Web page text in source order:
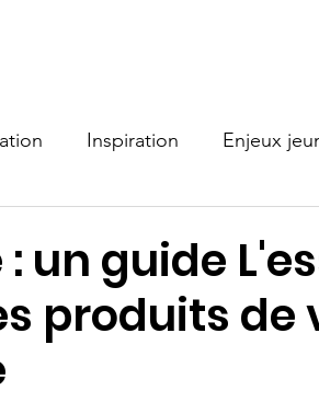
Inspiration Enjeux
un guide
produits de